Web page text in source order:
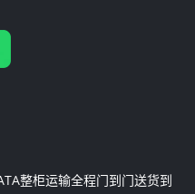
整柜运输全程门到门送货到